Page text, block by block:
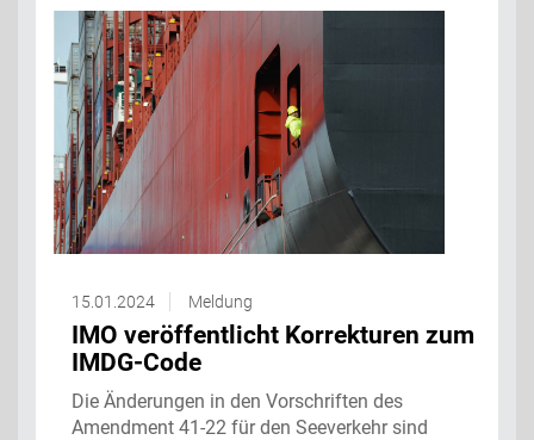
15.01.2024 Meldung
IMO veröffentlicht Korrekturen zum
IMDG-Code
Die Änderungen in den Vorschriften des
Amendment 41-22 für den Seeverkehr sind